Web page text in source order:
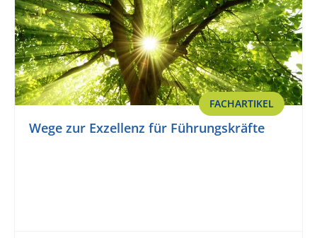
FACHARTIKEL
Wege zur Exzellenz für Führungskräfte